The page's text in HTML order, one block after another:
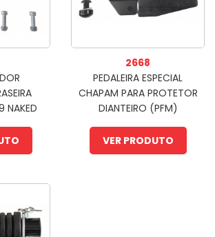
NAKED
(PFM)
2668
PEDALEIRA ESPECIAL
CHAPAM PARA PROTETOR
DIANTEIRO (PFM)
VER PRODUTO